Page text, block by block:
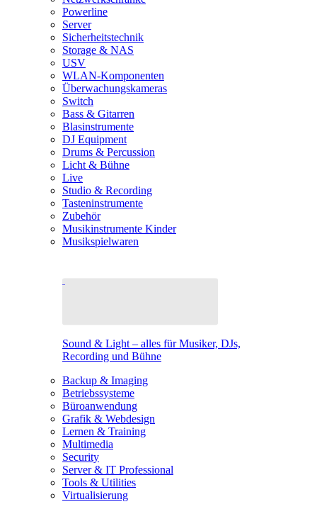
Powerline
Server
Sicherheitstechnik
Storage & NAS
USV
WLAN-Komponenten
Überwachungskameras
Switch
Bass & Gitarren
Blasinstrumente
DJ Equipment
Drums & Percussion
Licht & Bühne
Live
Studio & Recording
Tasteninstrumente
Zubehör
Musikinstrumente Kinder
Musikspielwaren
Sound & Light – alles für Musiker, DJs,
Recording und Bühne
Backup & Imaging
Betriebssysteme
Büroanwendung
Grafik & Webdesign
Lernen & Training
Multimedia
Security
Server & IT Professional
Tools & Utilities
Virtualisierung